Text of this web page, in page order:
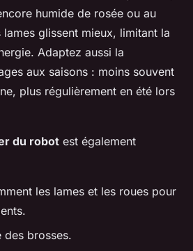
humide de rosée ou au
glissent mieux, limitant la
Adaptez aussi la
aux saisons : moins souvent
plus régulièrement en été lors
du robot est également
les lames et les roues pour
des brosses.